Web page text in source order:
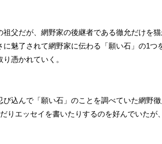
父だが、網野家の後継者である徹允だけを猫
魅了されて網野家に伝わる「願い石」の1つ
憑かれていく。
込んで「願い石」のことを調べていた網野
りエッセイを書いたりするのを好んでいたが